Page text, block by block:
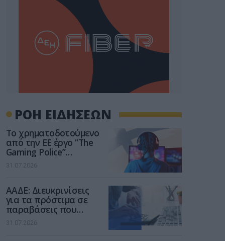
ΡΟΗ ΕΙΔΗΣΕΩΝ
Το χρηματοδοτούμενο
από την ΕΕ έργο “The
Gaming Police”
ενισχύει την ασφάλεια
των παιδιών στο
31.07.2026
ΑΑΔΕ: Διευκρινίσεις
για τα πρόστιμα σε
παραβάσεις που
αφορούν τους ΦΗΜ
31.07.2026